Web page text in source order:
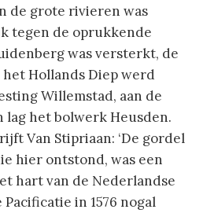
de grote rivieren was
tegen de oprukkende
was versterkt, de
Hollands Diep werd
Willemstad, aan de
lag het bolwerk Heusden.
Van Stipriaan: ‘De gordel
hier ontstond, was een
hart van de Nederlandse
in 1576 nogal